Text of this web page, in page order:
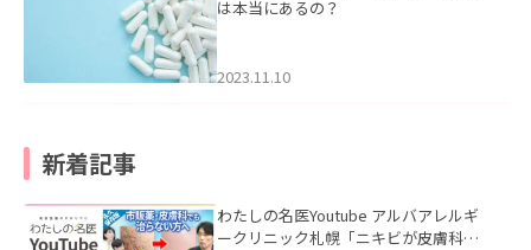
は本当にあるの？
2023.11.10
新着記事
わたしの名医Youtube アルバアレルギ
ークリニック札幌「ニキビが皮膚科で